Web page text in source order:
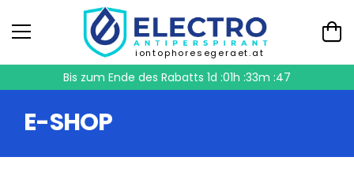
iontophoresegeraet.at
Bis zum Ende des Rabatts 1d :01h :33m :47
E-SHOP